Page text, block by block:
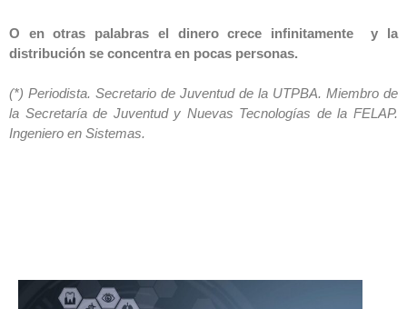
O en otras palabras el dinero crece infinitamente y la
distribución se concentra en pocas personas.
(*) Periodista. Secretario de Juventud de la UTPBA. Miembro de
la Secretaría de Juventud y Nuevas Tecnologías de la FELAP.
Ingeniero en Sistemas.